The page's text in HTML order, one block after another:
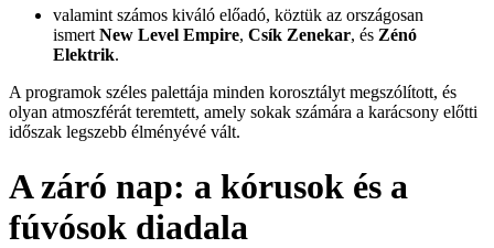
valamint számos kiváló előadó, köztük az országosan
ismert New Level Empire, Csík Zenekar, és Zénó
Elektrik.
A programok széles palettája minden korosztályt megszólított, és
olyan atmoszférát teremtett, amely sokak számára a karácsony előtti
időszak legszebb élményévé vált.
A záró nap: a kórusok és a
fúvósok diadala